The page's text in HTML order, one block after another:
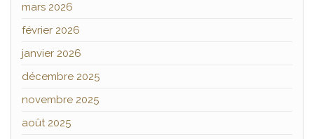
mars 2026
février 2026
janvier 2026
décembre 2025
novembre 2025
août 2025